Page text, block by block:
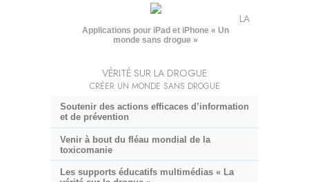
Applications pour iPad et iPhone « Un
monde sans drogue »
LA
VÉRITÉ SUR LA DROGUE
CRÉER UN MONDE SANS DROGUE
Soutenir des actions efficaces d’information
et de prévention
Venir à bout du fléau mondial de la
toxicomanie
Les supports éducatifs multimédias « La